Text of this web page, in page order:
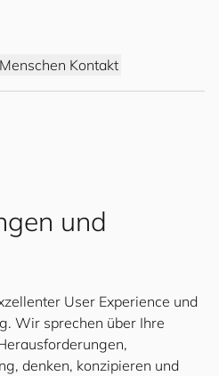
Menschen Kontakt
und
User Experience und
Wir sprechen über Ihre
denken, konzipieren und